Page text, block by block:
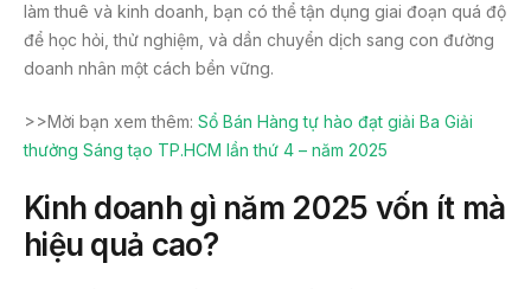
làm thuê và kinh doanh, bạn có thể tận dụng giai đoạn quá độ
để học hỏi, thử nghiệm, và dần chuyển dịch sang con đường
doanh nhân một cách bền vững.
>>Mời bạn xem thêm: Sổ Bán Hàng tự hào đạt giải Ba Giải
thưởng Sáng tạo TP.HCM lần thứ 4 – năm 2025
Kinh doanh gì năm 2025 vốn ít mà
hiệu quả cao?